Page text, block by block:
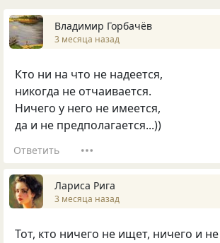
Владимир Горбачёв
3 месяца назад
Кто ни на что не надеется,
никогда не отчаивается.
Ничего у него не имеется,
да и не предполагается...))
Ответить
Лариса Рига
3 месяца назад
Тот, кто ничего не ищет, ничего и